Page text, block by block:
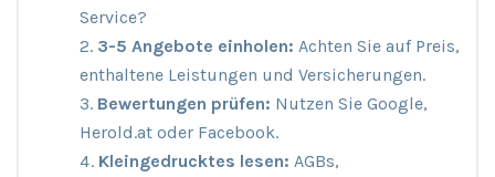
Service?
3-5 Angebote einholen: Achten Sie auf Preis,
enthaltene Leistungen und Versicherungen.
Bewertungen prüfen: Nutzen Sie Google,
Herold.at oder Facebook.
Kleingedrucktes lesen: AGBs,